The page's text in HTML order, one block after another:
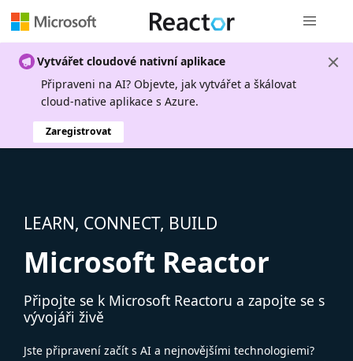
Vytvářet cloudové nativní aplikace
Připraveni na AI? Objevte, jak vytvářet a škálovat
cloud-native aplikace s Azure.
Zaregistrovat
LEARN, CONNECT, BUILD
Microsoft Reactor
Připojte se k Microsoft Reactoru a zapojte se s
vývojáři živě
Jste připravení začít s AI a nejnovějšími technologiemi?